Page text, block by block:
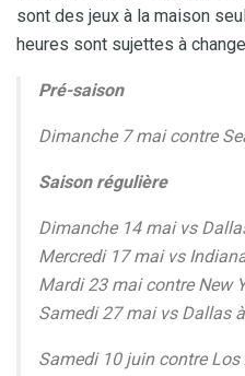
sont des jeux à la maison
heures sont sujettes à
Pré-saison
Dimanche 7 mai contre
Saison régulière
Dimanche 14 mai vs
Mercredi 17 mai vs
Mardi 23 mai contre New
Samedi 27 mai vs Dallas
Samedi 10 juin contre Los